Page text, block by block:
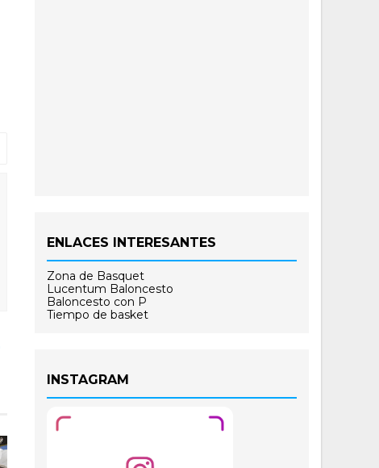
ENLACES INTERESANTES
Zona de Basquet
Lucentum Baloncesto
Baloncesto con P
Tiempo de basket
INSTAGRAM